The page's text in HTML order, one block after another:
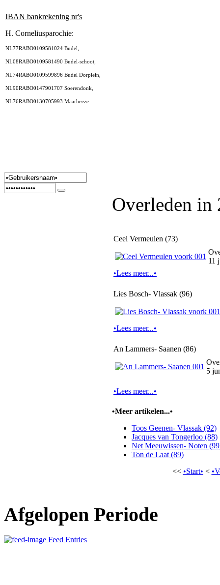
IBAN bankrekening nr's
H. Corneliusparochie:
NL77RABO0109581024 Budel,
NL08RABO0109581490 Budel-schoot,
NL74RABO0109599896 Budel Dorplein,
NL90RABO0147901707 Soerendonk,
NL76RABO0130705993 Maarheeze.
Overleden in
Ceel Vermeulen (73)
11
•Lees meer...•
Lies Bosch- Vlassak (96)
•Lees meer...•
An Lammers- Saanen (86)
5
•Lees meer...•
•Meer artikelen...•
Toos Geenen- Vlassak (92)
Jacques van Tongerloo (88)
Net Meeuwissen- Noten
Ton de Laat (89)
<< •Start• <
Afgelopen Periode
Feed Entries